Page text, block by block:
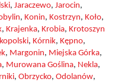
, Jaraczewo, Jarocin,
, Konin, Kostrzyn, Koło,
, Krajenka, Krobia, Krotoszyn
, Kórnik, Kępno,
, Margonin, Miejska Górka,
, Murowana Goślina, Nekla,
, Obrzycko, Odolanów,